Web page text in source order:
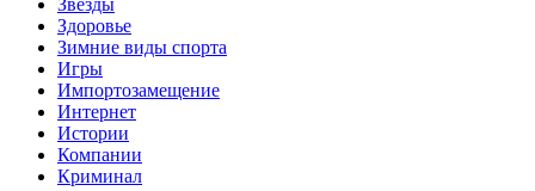
Здоровье
Зимние виды спорта
Игры
Импортозамещение
Интернет
Истории
Компании
Криминал